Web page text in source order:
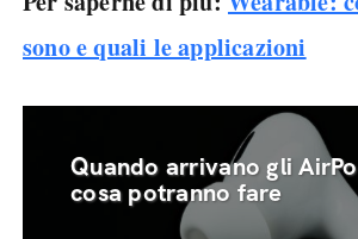
sono e quali le applicazioni
Quando arrivano gli
cosa potranno fare